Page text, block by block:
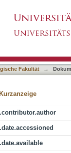
Fakultät →